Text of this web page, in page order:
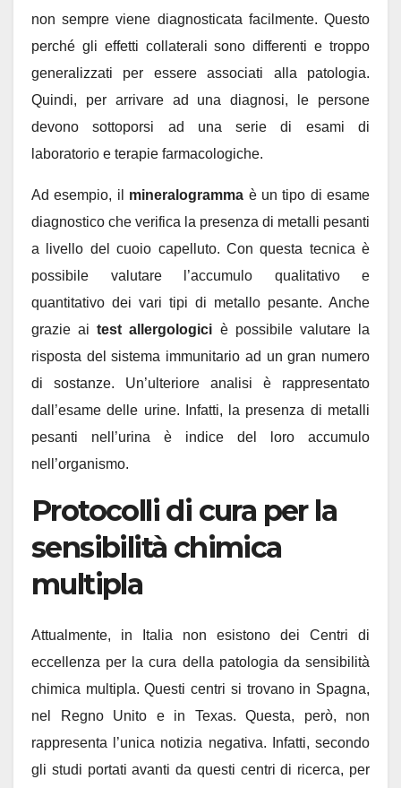
non sempre viene diagnosticata facilmente. Questo
perché gli effetti collaterali sono differenti e troppo
generalizzati per essere associati alla patologia.
Quindi, per arrivare ad una diagnosi, le persone
devono sottoporsi ad una serie di esami di
laboratorio e terapie farmacologiche.
Ad esempio, il mineralogramma è un tipo di esame
diagnostico che verifica la presenza di metalli pesanti
a livello del cuoio capelluto. Con questa tecnica è
possibile valutare l’accumulo qualitativo e
quantitativo dei vari tipi di metallo pesante. Anche
grazie aitest allergologici è possibile valutare la
risposta del sistema immunitario ad un gran numero
di sostanze. Un’ulteriore analisi è rappresentato
dall’esame delle urine. Infatti, la presenza di metalli
pesanti nell’urina è indice del loro accumulo
nell’organismo.
Protocolli di cura per la
sensibilità chimica
multipla
Attualmente, in Italia non esistono dei Centri di
eccellenza per la cura della patologia da sensibilità
chimica multipla. Questi centri si trovano in Spagna,
nel Regno Unito e in Texas. Questa, però, non
rappresenta l’unica notizia negativa. Infatti, secondo
gli studi portati avanti da questi centri di ricerca, per